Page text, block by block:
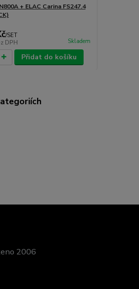
+ ELAC Carina FS247.4
/SET
DPH Skladem
Přidat do košíku
2006